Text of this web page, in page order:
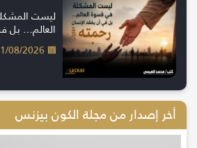
ليست
العالم… بل
08/2026
أخر إصدار من مجلة الكون بيزنس